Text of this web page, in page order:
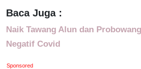
Baca Juga :
Naik Tawang Alun dan
Negatif Covid
Sponsored